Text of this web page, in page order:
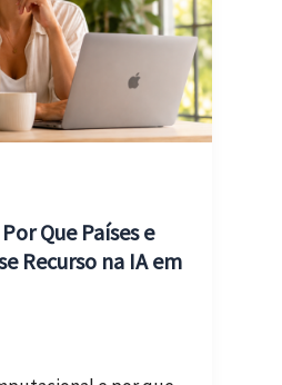
Que Países e
Recurso na IA em